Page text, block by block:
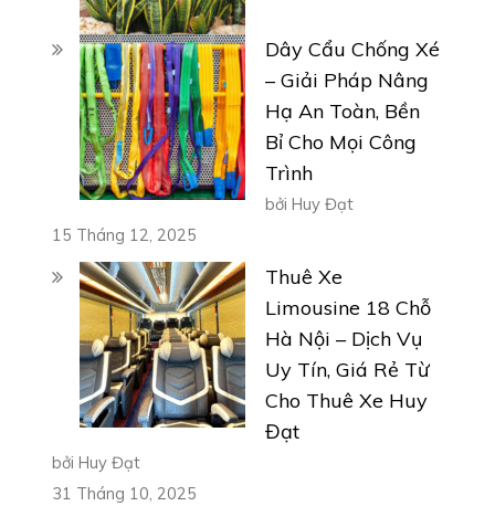
Dây Cẩu Chống Xé
– Giải Pháp Nâng
Hạ An Toàn, Bền
Bỉ Cho Mọi Công
Trình
bởi Huy Đạt
15 Tháng 12, 2025
Thuê Xe
Limousine 18 Chỗ
Hà Nội – Dịch Vụ
Uy Tín, Giá Rẻ Từ
Cho Thuê Xe Huy
Đạt
bởi Huy Đạt
31 Tháng 10, 2025